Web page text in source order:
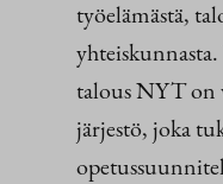
työelämästä,
talous NYT on
järjestö, joka